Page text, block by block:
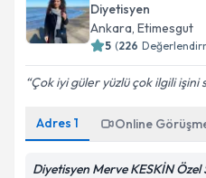
Diyetisyen
Ankara, Etimesgut
5 (226
Çok iyi güler yüzlü çok ilgili işini
Adres 1 Online
Diyetisyen Merve KESKİN Özel